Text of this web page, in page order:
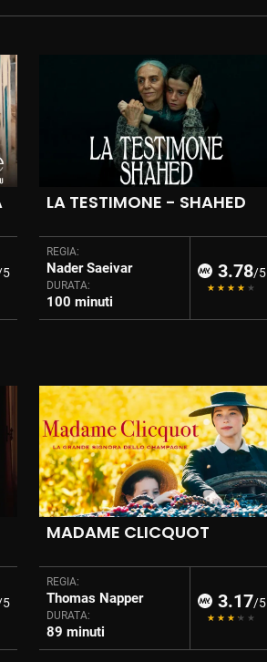
5
LA TESTIMONE - SHAHED
REGIA:
Nader Saeivar
DURATA:
100 minuti
3.78/5
5
MADAME CLICQUOT
REGIA:
Thomas Napper
DURATA:
89 minuti
3.17/5